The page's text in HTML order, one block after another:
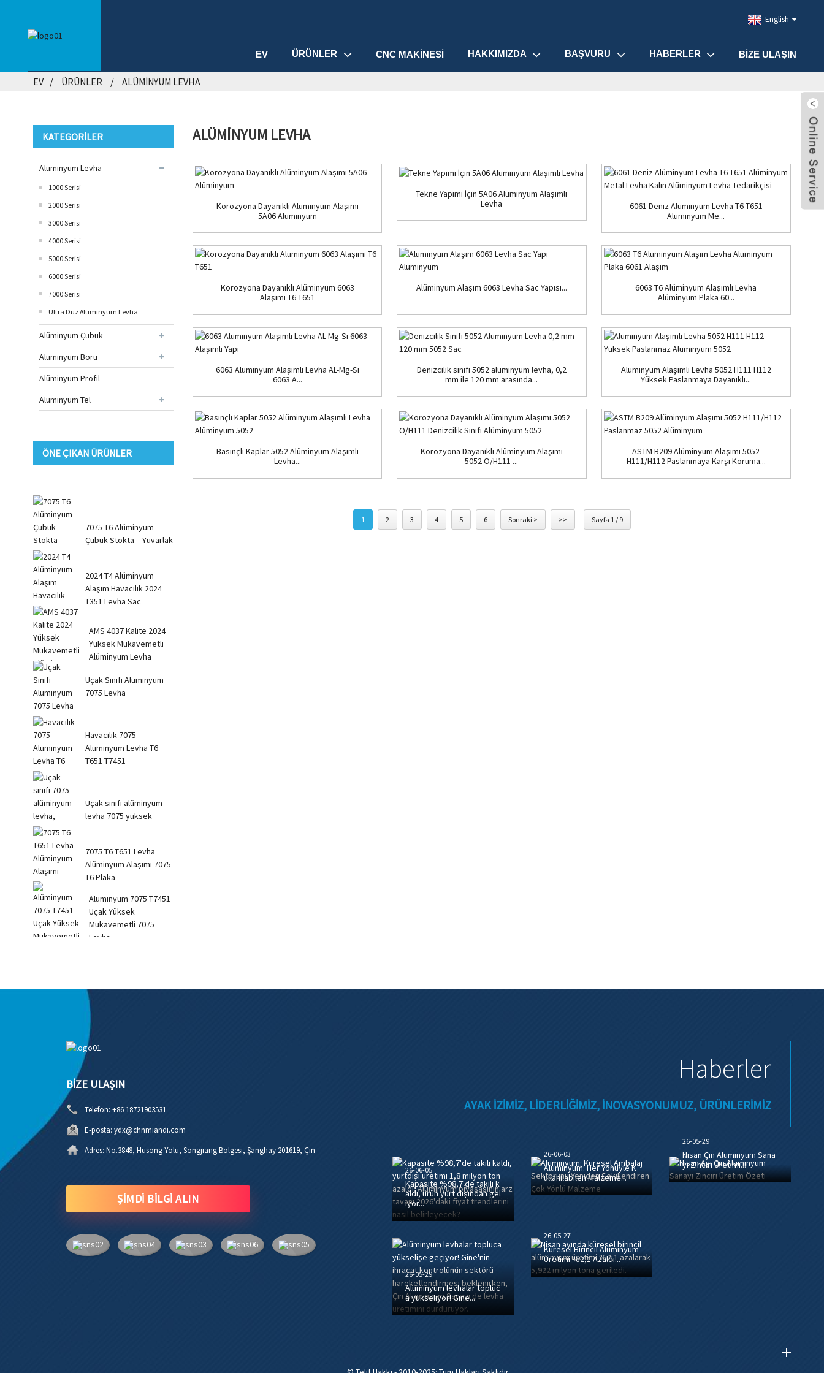
EV ÜRÜNLER CNC MAKINESI HAKKIMIZDA BAŞVURU HABERLER BIZE ULAŞIN
English
EV ÜRÜNLER ALÜMINYUM LEVHA
KATEGORILER
Alüminyum Levha
1000 Serisi
2000 Serisi
3000 Serisi
4000 Serisi
5000 Serisi
6000 Serisi
7000 Serisi
Ultra Düz Alüminyum Levha
Alüminyum Çubuk
Alüminyum Boru
Alüminyum Profil
Alüminyum Tel
ÖNE ÇIKAN ÜRÜNLER
7075 T6 Alüminyum
Çubuk Stokta – Yuvarlak
2024 T4 Alüminyum
Alaşım Havacılık 2024
T351 Levha Sac
AMS 4037 Kalite 2024
Yüksek Mukavemetli
Alüminyum Levha
Uçak Sınıfı Alüminyum
7075 Levha
Havacılık 7075
Alüminyum Levha T6
T651 T7451
Uçak sınıfı alüminyum
levha 7075 yüksek
gerilimli...
7075 T6 T651 Levha
Alüminyum Alaşımı 7075
T6 Plaka
Alüminyum 7075 T7451
Uçak Yüksek
Mukavemetli 7075
Levha
ALÜMINYUM LEVHA
Korozyona Dayanıklı Alüminyum Alaşımı
5A06 Alüminyum
Tekne Yapımı İçin 5A06 Alüminyum Alaşımlı
Levha
6061 Deniz Alüminyum Levha T6 T651
Alüminyum Me...
Korozyona Dayanıklı Alüminyum 6063
Alaşımı T6 T651
Alüminyum Alaşım 6063 Levha Sac Yapısı...
6063 T6 Alüminyum Alaşımlı Levha
Alüminyum Plaka 60...
6063 Alüminyum Alaşımlı Levha AL-Mg-Si
6063 A...
Denizcilik sınıfı 5052 alüminyum levha, 0,2
mm ile 120 mm arasında...
Alüminyum Alaşımlı Levha 5052 H111 H112
Yüksek Paslanmaya Dayanıklı...
Basınçlı Kaplar 5052 Alüminyum Alaşımlı
Levha...
Korozyona Dayanıklı Alüminyum Alaşımı
5052 O/H111 ...
ASTM B209 Alüminyum Alaşımı 5052
H111/H112 Paslanmaya Karşı Koruma...
1 2 3 4 5 6 Sonraki > >> Sayfa 1 / 9
Haberler
AYAK IZIMIZ, LIDERLIĞIMIZ, INOVASYONUMUZ, ÜRÜNLERIMIZ
26-06-05
Kapasite %98,7'de takılı k
aldı, ürün yurt dışından gel
iyor...
26-06-03
Alüminyum: Her Yönüyle K
ullanılabilen Malzeme...
26-05-29
Nisan Çin Alüminyum Sana
yi Zinciri Üretimi...
26-05-29
Alüminyum levhalar topluc
a yükseliyor! Gine...
26-05-27
Küresel Birincil Alüminyum
Üretimi %2,1 Azaldı...
BIZE ULAŞIN
Telefon: +86 18721903531
E-posta: ydx@chnmiandi.com
Adres: No.3848, Husong Yolu, Songjiang Bölgesi, Şanghay 201619, Çin
ŞİMDİ BİLGİ ALIN